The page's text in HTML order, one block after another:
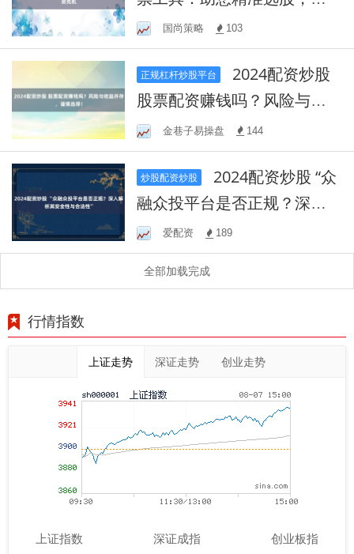
握投资先机
国尚策略 103
正规杠杆炒股平台
股票配资赚钱吗？风险与收
益并存，谨慎选择！
金巷子易操盘 144
炒股配资炒股
融众投平台是否正规？深入
解析其安全性与合法性”
爱配资 189
全部加载完成
行情指数
上证走势 深证走势 创业走势
上证指数 深证成指 创业板指